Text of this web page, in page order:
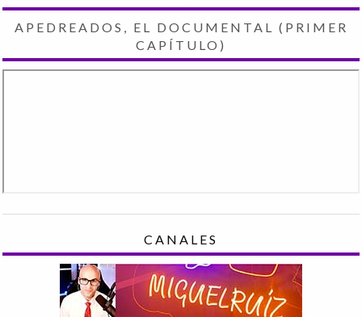
APEDREADOS, EL DOCUMENTAL (PRIMER
CAPÍTULO)
CANALES